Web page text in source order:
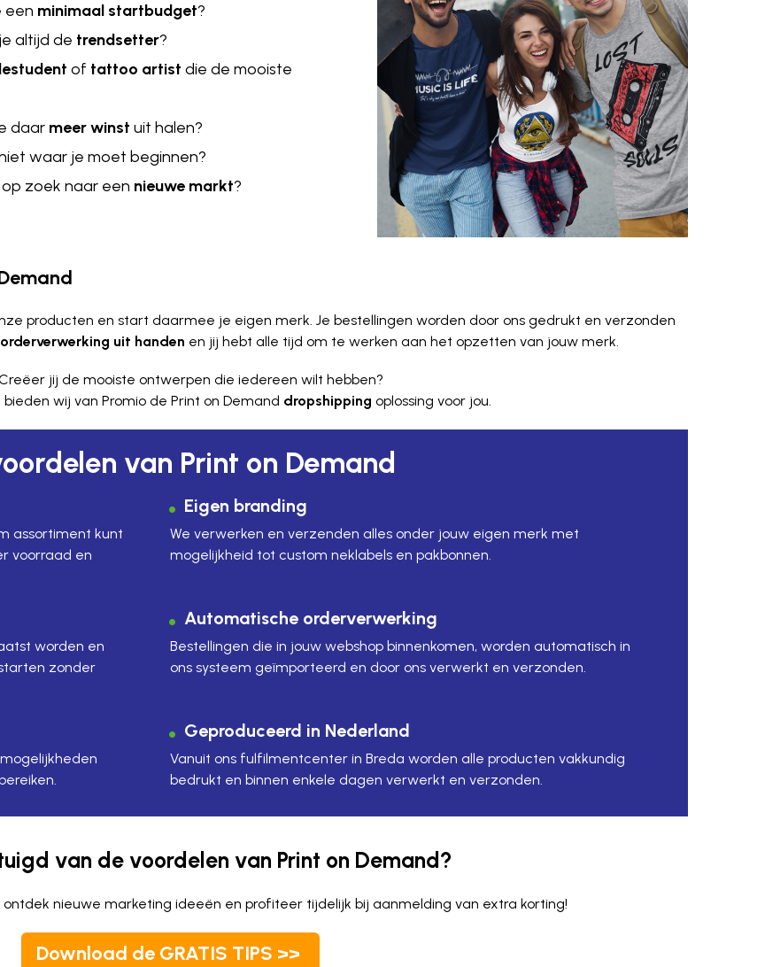
een minimaal startbudget?
altijd de trendsetter?
of tattoo artist die de mooiste
daar meer winst uit halen?
waar je moet beginnen?
zoek naar een nieuwe markt?
producten en start daarmee je eigen merk. Je bestellingen worden door ons gedrukt en verzonden
uit handen en jij hebt alle tijd om te werken aan het opzetten van jouw merk.
jij de mooiste ontwerpen die iedereen wilt hebben?
wij van Promio de Print on Demand dropshipping oplossing voor jou.
van Print on Demand
assortiment kunt
voorraad en
Eigen branding
We verwerken en verzenden alles onder jouw eigen merk met
mogelijkheid tot custom neklabels en pakbonnen.
worden en
zonder
Automatische orderverwerking
Bestellingen die in jouw webshop binnenkomen, worden automatisch in
ons systeem geïmporteerd en door ons verwerkt en verzonden.
Geproduceerd in Nederland
Vanuit ons fulfilmentcenter in Breda worden alle producten vakkundig
bedrukt en binnen enkele dagen verwerkt en verzonden.
van de voordelen van Print on Demand?
ontdek nieuwe marketing ideeën en profiteer tijdelijk bij aanmelding van extra korting!
Download de GRATIS TIPS >>